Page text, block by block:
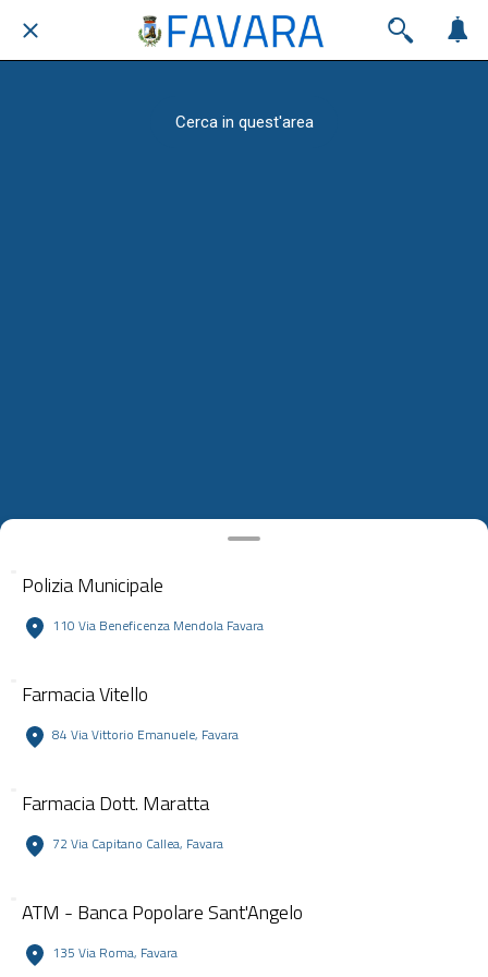
Polizia Municipale
110 Via Beneficenza Mendola Favara
Farmacia Vitello
84 Via Vittorio Emanuele, Favara
Farmacia Dott. Maratta
72 Via Capitano Callea, Favara
ATM - Banca Popolare Sant'Angelo
135 Via Roma, Favara
Cerca in quest'area